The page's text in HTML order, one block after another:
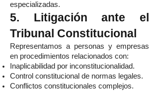
especializadas.
5. Litigación ante el
Tribunal Constitucional
Representamos a personas y empresas
en procedimientos relacionados con:
Inaplicabilidad por inconstitucionalidad.
Control constitucional de normas legales.
Conflictos constitucionales complejos.